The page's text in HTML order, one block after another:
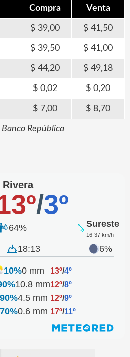
Compra Venta
39,00 41,50
39,50 41,00
44,20 49,18
0,02 0,20
7,00 8,70
República
Rivera
/3º
64% Sureste
16-37 km/h
18:13 6%
10%0 mm 13º/4º
10.8 mm12º/8º
90%4.5 mm 12º/9º
70%0.6 mm 17º/11º